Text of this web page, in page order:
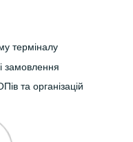
терміналу
замовлення
та організацій